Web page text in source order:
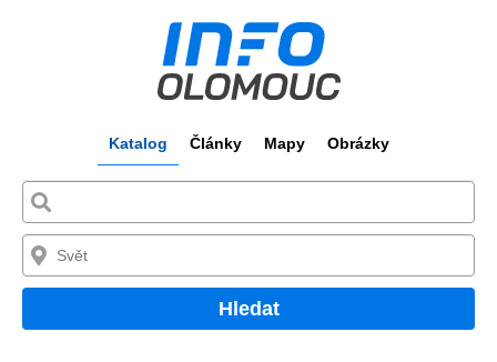
Katalog Články Mapy Obrázky
Hledat